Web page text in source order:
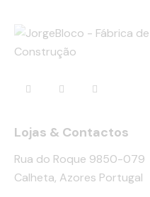
Lojas & Contactos
Rua do Roque 9850-079
Calheta, Azores Portugal